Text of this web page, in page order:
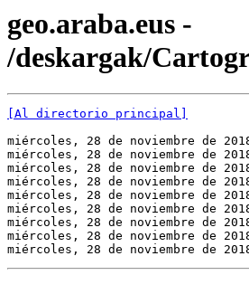
geo.araba.eus -
/deskargak/
[Al directorio principal]
miércoles, 28 de noviembre de
miércoles, 28 de noviembre de
miércoles, 28 de noviembre de
miércoles, 28 de noviembre de
miércoles, 28 de noviembre de
miércoles, 28 de noviembre de
miércoles, 28 de noviembre de
miércoles, 28 de noviembre de
miércoles, 28 de noviembre de